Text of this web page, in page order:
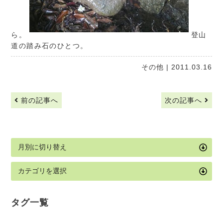
ら。
登山
道の踏み石のひとつ。
その他 | 2011.03.16
前の記事へ 次の記事へ
タグ一覧